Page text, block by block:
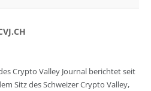
Crypto Valley Journal berichtet seit
Sitz des Schweizer Crypto Valley,